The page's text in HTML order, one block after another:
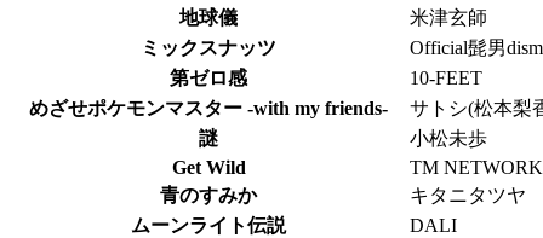
地球儀
米津玄師
ミックスナッツ
Official髭男dism
第ゼロ感
10-FEET
めざせポケモンマスター -with my friends-
サトシ(松本梨
謎
小松未歩
Get Wild
TM
青のすみか
キタニタツヤ
ムーンライト伝説
DALI